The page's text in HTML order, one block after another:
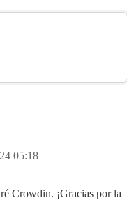
05:18
Crowdin. ¡Gracias por la